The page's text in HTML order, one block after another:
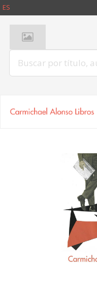
ES